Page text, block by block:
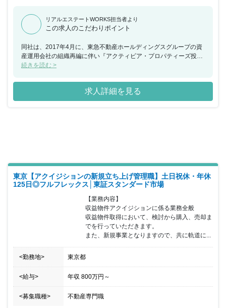
リアルエステートWORKS担当者より
この求人のこだわりポイント
同社は、2017年4月に、東急不動産ホールディングスグループの資
産運用会社の組織再編に伴い『アクティビア・プロパティーズ投資
法人』『コンフォリア・レジデンシャル投資法人』『ブローディ
ました。今回、アクイジション部門の総合職として物件取得～売却
業務全般をご担当いただける方を募集することとなりました。専門
性を高めたい方やチャレンジ精神の強い方など行動力のある方を求
値の最大化を図る同社でご活躍いただける方を歓迎いたします。
続きを読む >
求人詳細を見る
東京【アクイジションの新規立ち上げ管理職】土日祝休・年休
125日◎フルフレックス│東証スタンダード市場
【業務内容】
収益物件アクイジションに係る業務全般
収益物件取得において、検討から購入、売却ま
でを行っていただきます。
また、新規事業となりますので、共に軌道に...
<勤務地> 東京都
<給与> 年収 800万円 ～
<募集職種> 不動産専門職